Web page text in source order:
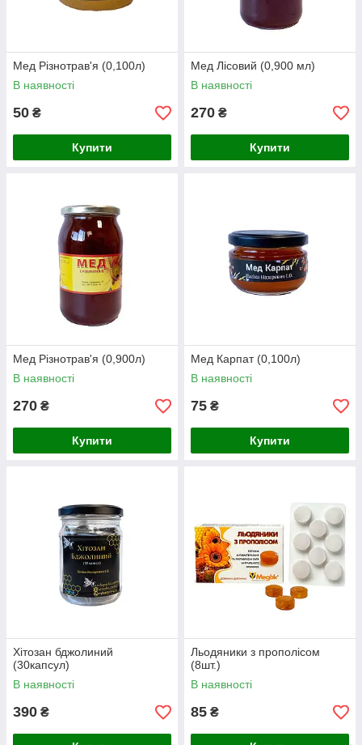
Мед Різнотрав'я (0,100л)
В наявності
50 ₴
Купити
Мед Лісовий (0,900 мл)
В наявності
270 ₴
Купити
Мед Різнотрав'я (0,900л)
В наявності
270 ₴
Купити
Мед Карпат (0,100л)
В наявності
75 ₴
Купити
Хітозан бджолиний
(30капсул)
В наявності
390 ₴
Льодяники з прополісом
(8шт.)
В наявності
85 ₴